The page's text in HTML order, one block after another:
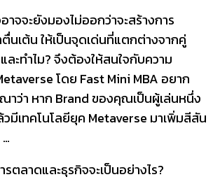
จะยังมองไม่ออกว่าจะสร้างการ
นเต้น ให้เป็นจุดเด่นที่แตกต่างจากคู่
ละทำไม? จึงต้องให้สนใจกับความ
โดย Fast Mini MBA อยาก
ว่า หาก Brand ของคุณเป็นผู้เล่นหนึ่ง
มีเทคโนโลยียุค Metaverse มาเพิ่มสีสัน
าดและธุรกิจจะเป็นอย่างไร?